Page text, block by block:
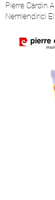
Pierre Cardin
Nemlendirici